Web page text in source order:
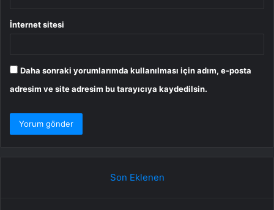
İnternet sitesi
Daha sonraki yorumlarımda kullanılması için adım, e-posta
adresim ve site adresim bu tarayıcıya kaydedilsin.
Son Eklenen